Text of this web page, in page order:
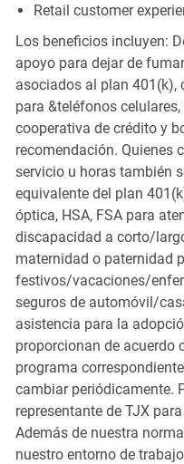
Retail customer
Los beneficios incluyen:
apoyo para dejar de
asociados al plan 401(k),
para &teléfonos
cooperativa de crédito y
recomendación. Quienes
servicio u horas también
equivalente del plan
óptica, HSA, FSA para
discapacidad a corto/
maternidad o paternidad
festivos/vacaciones/
seguros de automóvil/
asistencia para la
proporcionan de acuerdo
programa
cambiar periódicamente.
representante de TJX
Además de nuestra
nuestro entorno de